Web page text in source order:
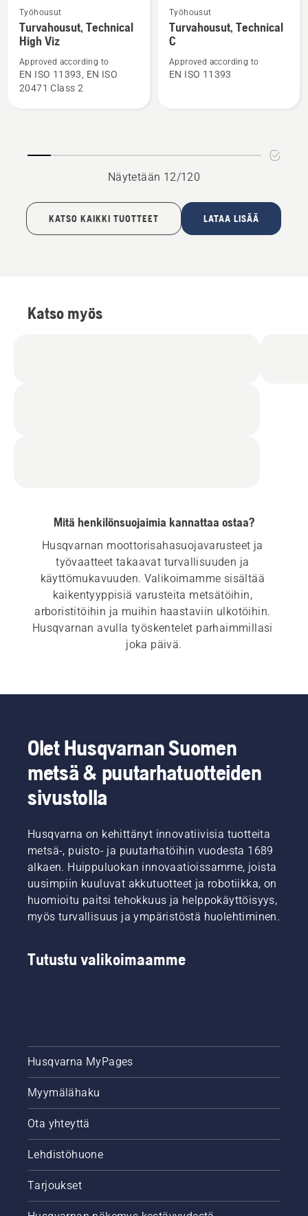
Katso
lisätietoja
tuotteesta
Turvahousut,
Technical
High
Työhousut
Turvahousut, Technical
High Viz
Approved according to
EN ISO 11393, EN ISO
20471 Class 2
Katso
lisätietoja
tuotteesta
Turvahousut,
Technical
Työhousut
Turvahousut, Technical
C
Approved according to
EN ISO 11393
Näytetään 12/120
KATSO KAIKKI TUOTTEET LATAA LISÄÄ
Katso myös
Mitä henkilönsuojaimia kannattaa ostaa?
Husqvarnan moottorisahasuojavarusteet ja
työvaatteet takaavat turvallisuuden ja
käyttömukavuuden. Valikoimamme sisältää
kaikentyyppisiä varusteita metsätöihin,
arboristitöihin ja muihin haastaviin ulkotöihin.
Husqvarnan avulla työskentelet parhaimmillasi
joka päivä.
Olet Husqvarnan Suomen
metsä & puutarhatuotteiden
sivustolla
Husqvarna on kehittänyt innovatiivisia tuotteita
metsä-, puisto- ja puutarhatöihin vuodesta 1689
alkaen. Huippuluokan innovaatioissamme, joista
uusimpiin kuuluvat akkutuotteet ja robotiikka, on
huomioitu paitsi tehokkuus ja helppokäyttöisyys,
myös turvallisuus ja ympäristöstä huolehtiminen.
Tutustu valikoimaamme
Husqvarna MyPages
Myymälähaku
Ota yhteyttä
Lehdistöhuone
Tarjoukset